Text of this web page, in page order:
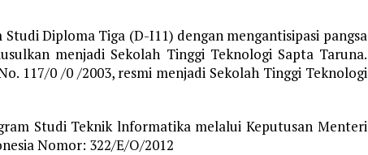
Diploma Tiga (D-I11) dengan mengantisipasi pangsa
menjadi Sekolah Tinggi Teknologi Sapta Taruna.
117/0 /0 /2003, resmi menjadi Sekolah Tinggi Teknologi
Studi Teknik lnformatika melalui Keputusan Menteri
Nomor: 322/E/O/2012